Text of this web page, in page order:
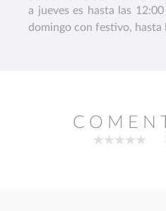
a jueves es hasta las
domingo con festivo, hasta